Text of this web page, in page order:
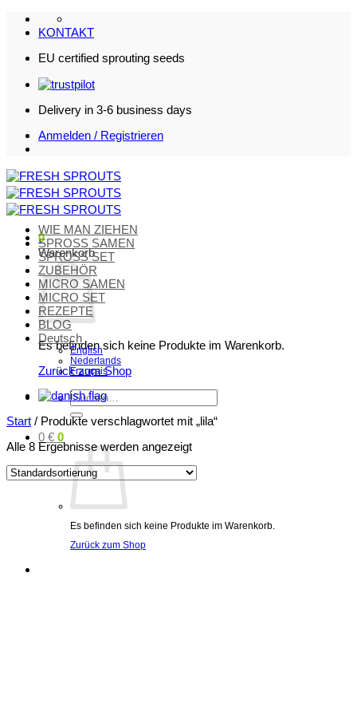
Zum
Inhalt
KONTAKT
EU certified sprouting seeds
Delivery in 3-6 business days
Anmelden / Registrieren
0
Warenkorb
Es befinden sich keine Produkte im Warenkorb.
Zurück zum Shop
Suchen
nach:
0 € 0
Es befinden sich keine Produkte im Warenkorb.
Zurück zum Shop
WIE MAN ZIEHEN
SPROSS SAMEN
SPROSS SET
ZUBEHÖR
MICRO SAMEN
MICRO SET
REZEPTE
BLOG
Deutsch
English
Nederlands
Français
Start / Produkte verschlagwortet mit „lila“
Alle 8 Ergebnisse werden angezeigt